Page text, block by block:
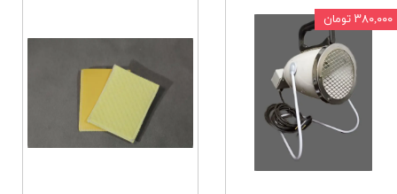
۳۸۰,۰۰۰ تومان